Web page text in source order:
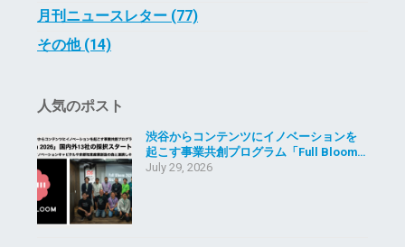
月刊ニュースレター (77)
その他 (14)
人気のポスト
渋谷からコンテンツにイノベーションを
起こす事業共創プログラム「Full Bloom…
July 29, 2026